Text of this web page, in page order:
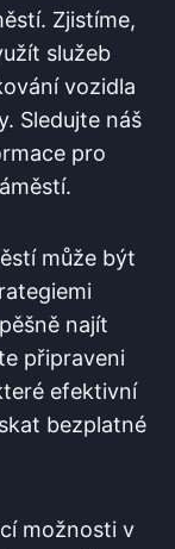
⁤Zjistíme,
služeb
vozidla
Sledujte náš‌
pro
může být
najít
připraveni
efektivní
bezplatné
možnosti v